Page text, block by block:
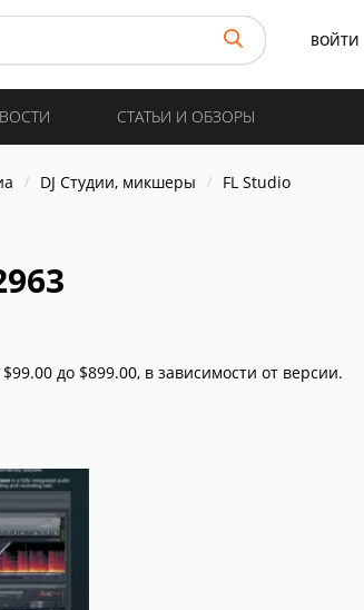
ВОЙТИ
СТАТЬИ И ОБЗОРЫ
DJ Студии, микшеры FL Studio
$99.00 до $899.00, в зависимости от версии.